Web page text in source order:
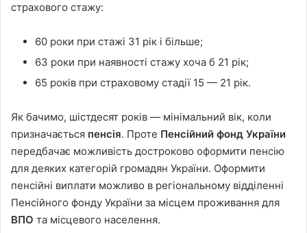
страхового стажу:
60 роки при стажі 31 рік і більше;
63 роки при наявності стажу хоча б 21 рік;
65 років при страховому стадії 15 — 21 рік.
Як бачимо, шістдесят років — мінімальний вік, коли
призначається пенсія. Проте Пенсійний фонд України
передбачає можливість достроково оформити пенсію
для деяких категорій громадян України. Оформити
пенсійні виплати можливо в регіональному відділенні
Пенсійного фонду України за місцем проживання для
ВПО та місцевого населення.